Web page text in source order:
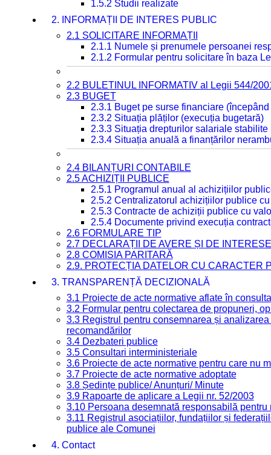
1.5.2 Studii realizate
2. INFORMAȚII DE INTERES PUBLIC
2.1 SOLICITARE INFORMAȚII
2.1.1 Numele și prenumele persoanei
2.1.2 Formular pentru solicitare în baza
2.2 BULETINUL INFORMATIV al Legii 544/
2.3 BUGET
2.3.1 Buget pe surse financiare
2.3.2 Situația plăților (execuția bugetară)
2.3.3 Situația drepturilor salariale
2.3.4 Situația anuală a finanțărilor
2.4 BILANȚURI CONTABILE
2.5 ACHIZIȚII PUBLICE
2.5.1 Programul anual al achizițiilor
2.5.2 Centralizatorul achizițiilor publice
2.5.3 Contracte de achiziții publice cu
2.5.4 Documente privind execuția
2.6 FORMULARE TIP
2.7 DECLARAȚII DE AVERE ȘI DE INTERESE
2.8 COMISIA PARITARĂ
2.9. PROTECȚIA DATELOR CU CARACTER
3. TRANSPARENȚĂ DECIZIONALĂ
3.1 Proiecte de acte normative aflate în
3.2 Formular pentru colectarea de propuneri,
3.3 Registrul pentru consemnarea și
recomandărilor
3.4 Dezbateri publice
3.5 Consultari interministeriale
3.6 Proiecte de acte normative pentru care nu
3.7 Proiecte de acte normative adoptate
3.8 Ședințe publice/ Anunțuri/ Minute
3.9 Rapoarte de aplicare a Legii nr. 52/2003
3.10 Persoana desemnată responsabilă
3.11 Registrul asociațiilor, fundațiilor și
publice ale Comunei
4. Contact